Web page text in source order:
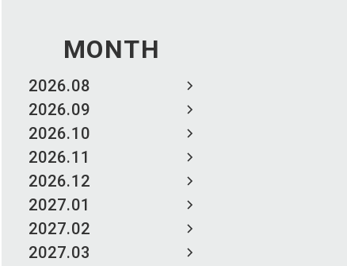
MONTH
2026.08
2026.09
2026.10
2026.11
2026.12
2027.01
2027.02
2027.03